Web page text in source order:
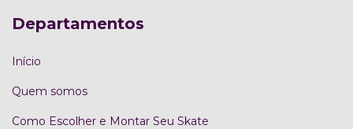
Departamentos
Início
Quem somos
Como Escolher e Montar Seu Skate